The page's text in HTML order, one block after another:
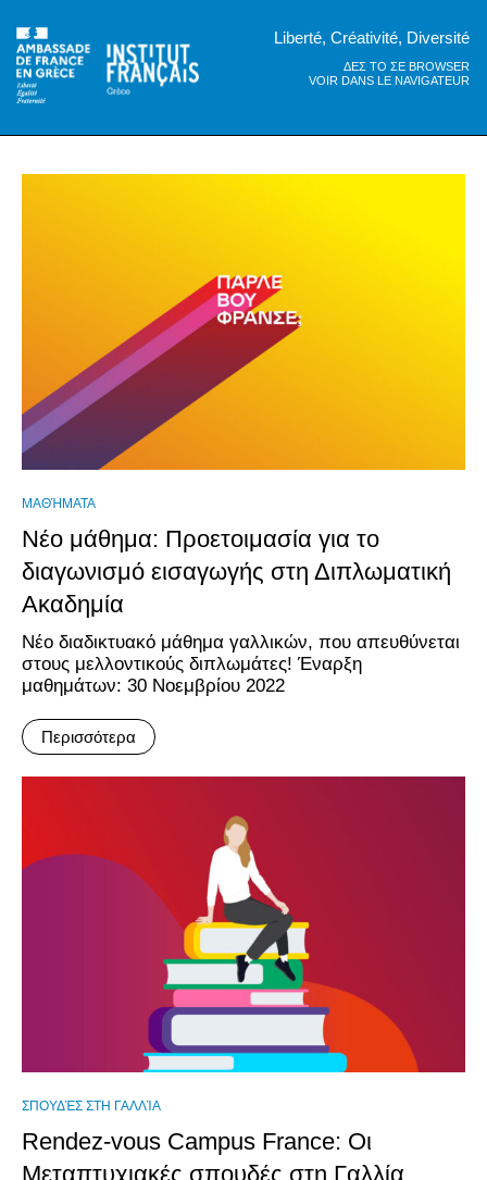
Liberté, Créativité, Diversité
ΔΕΣ ΤΟ ΣΕ BROWSER
VOIR DANS LE NAVIGATEUR
ΜΑΘΉΜΑΤΑ
Νέο μάθημα: Προετοιμασία για το
διαγωνισμό εισαγωγής στη Διπλωματική
Ακαδημία
Νέο διαδικτυακό μάθημα γαλλικών, που απευθύνεται
στους μελλοντικούς διπλωμάτες! Έναρξη
μαθημάτων: 30 Νοεμβρίου 2022
Περισσότερα
ΣΠΟΥΔΈΣ ΣΤΗ ΓΑΛΛΊΑ
Rendez-vous Campus France: Οι
Μεταπτυχιακές σπουδές στη Γαλλία